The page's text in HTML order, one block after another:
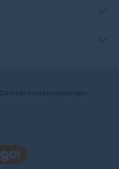
Datenschutzeinstellungen